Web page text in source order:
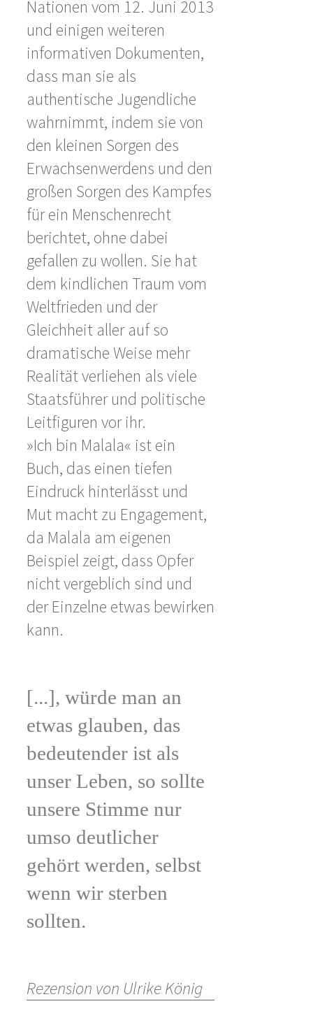
Nationen vom 12. Juni 2013
und einigen weiteren
informativen Dokumenten,
dass man sie als
authentische Jugendliche
wahrnimmt, indem sie von
den kleinen Sorgen des
Erwachsenwerdens und den
großen Sorgen des Kampfes
für ein Menschenrecht
berichtet, ohne dabei
gefallen zu wollen. Sie hat
dem kindlichen Traum vom
Weltfrieden und der
Gleichheit aller auf so
dramatische Weise mehr
Realität verliehen als viele
Staatsführer und politische
Leitfiguren vor ihr.
»Ich bin Malala« ist ein
Buch, das einen tiefen
Eindruck hinterlässt und
Mut macht zu Engagement,
da Malala am eigenen
Beispiel zeigt, dass Opfer
nicht vergeblich sind und
der Einzelne etwas bewirken
kann.
[...], würde man an
etwas glauben, das
bedeutender ist als
unser Leben, so sollte
unsere Stimme nur
umso deutlicher
gehört werden, selbst
wenn wir sterben
sollten.
Rezension von Ulrike König